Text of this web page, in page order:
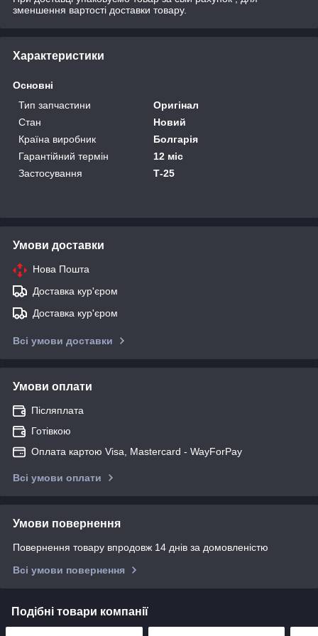
зменшення вартості доставки товару.
Характеристики
Основні
Тип запчастини
Оригінал
Стан
Новий
Країна виробник
Болгарія
Гарантійний термін
12 міс
Застосування
Т-25
Умови доставки
Нова Пошта
Доставка кур'єром
Доставка кур'єром
Всі умови доставки
Умови оплати
Післяплата
Готівкою
Оплата картою Visa, Mastercard - WayForPay
Всі умови оплати
Умови повернення
Повернення товару впродовж 14 днів за домовленістю
Всі умови повернення
Подібні товари компанії